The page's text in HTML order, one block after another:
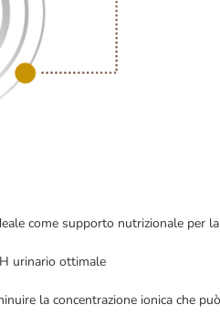
come supporto nutrizionale per
urinario ottimale
la concentrazione ionica che